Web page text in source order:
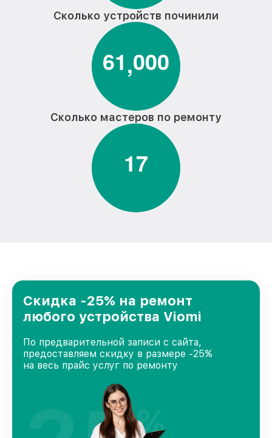
Сколько устройств починили
61,000
Сколько мастеров по ремонту
17
Скидка -25% на ремонт
любого устройства Viomi
По предварительной записи с сайта,
предоставляем скидку в размере -25%
на весь прайс услуг по ремонту
%